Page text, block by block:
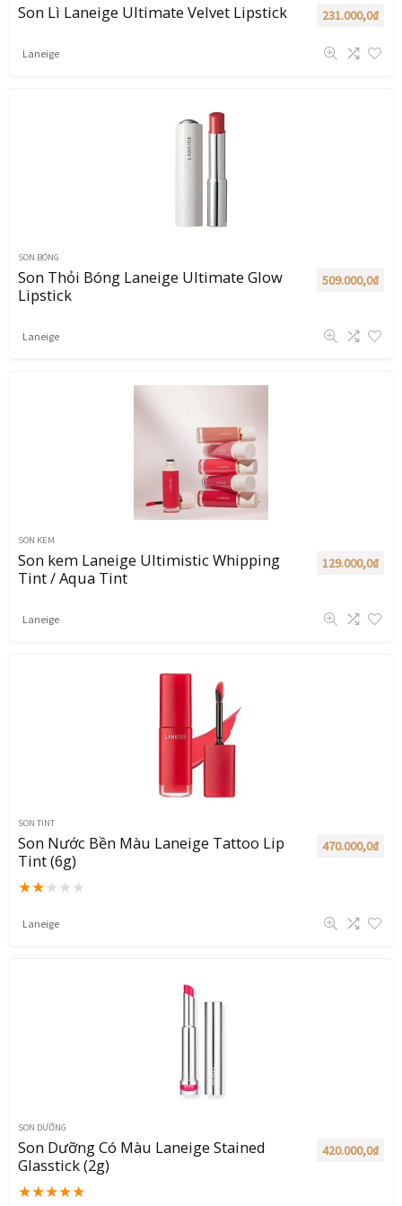
Son Lì Laneige Ultimate Velvet Lipstick 231.000,0₫
Laneige
SON BÓNG
Son Thỏi Bóng Laneige Ultimate Glow
Lipstick
509.000,0₫
Laneige
SON KEM
Son kem Laneige Ultimistic Whipping
Tint / Aqua Tint
129.000,0₫
Laneige
SON TINT
Son Nước Bền Màu Laneige Tattoo Lip
Tint (6g)
★★★ ★ ★
470.000,0₫
Laneige
SON DƯỠNG
Son Dưỡng Có Màu Laneige Stained
Glasstick (2g)
★★★★★
420.000,0₫